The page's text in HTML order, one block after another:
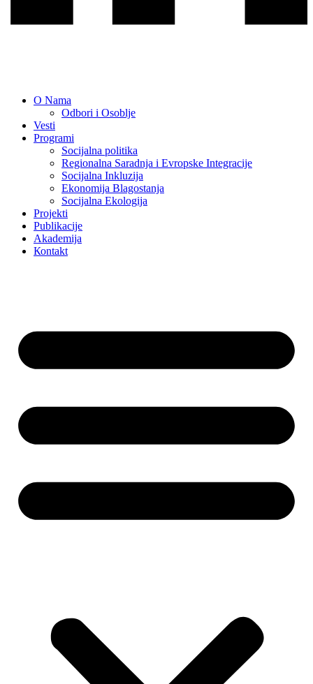
O Nama
Odbori i Osoblje
Vesti
Programi
Socijalna politika
Regionalna Saradnja i Evropske Integracije
Socijalna Inkluzija
Ekonomija Blagostanja
Socijalna Ekologija
Projekti
Publikacije
Akademija
Коntakt